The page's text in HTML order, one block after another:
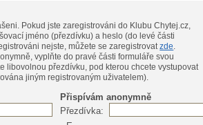
Pokud jste zaregistrováni do Klubu Chytej.cz,
jméno (přezdívku) a heslo (do levé části
ještě registrováni nejste, můžete se zaregistrovatzde.
vyplňte do pravé části formuláře svou
libovolnou přezdívku, pod kterou chcete vystupovat
jiným registrovaným uživatelem).
Přispívám anonymně
Přezdívka: